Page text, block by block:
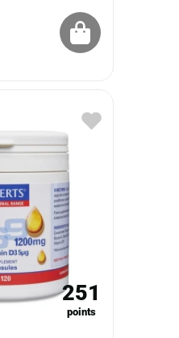
251
points